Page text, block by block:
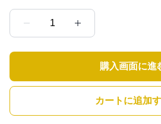
1
購入画面に進
カートに追加